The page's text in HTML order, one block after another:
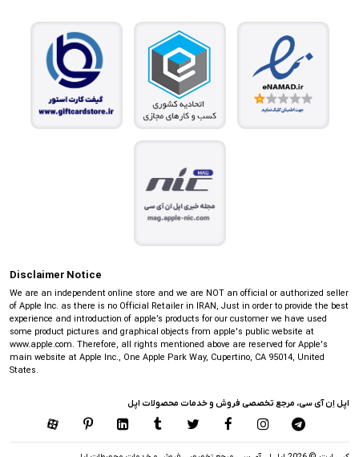
Disclaimer Notice
We are an independent online store and we are NOT an official or authorized seller
of Apple Inc. as there is no Official Retailer in IRAN, Just in order to provide the best
experience and introduction of apple’s products for our customer we have used
some product pictures and graphical objects from apple's public website at
www.apple.com. Therefore, all rights mentioned above are reserved for Apple's
main website at Apple Inc., One Apple Park Way, Cupertino, CA 95014, United
States.
اپل اِن آی سی، مرجع تخصصی فروش و خدمات محصولات اپل